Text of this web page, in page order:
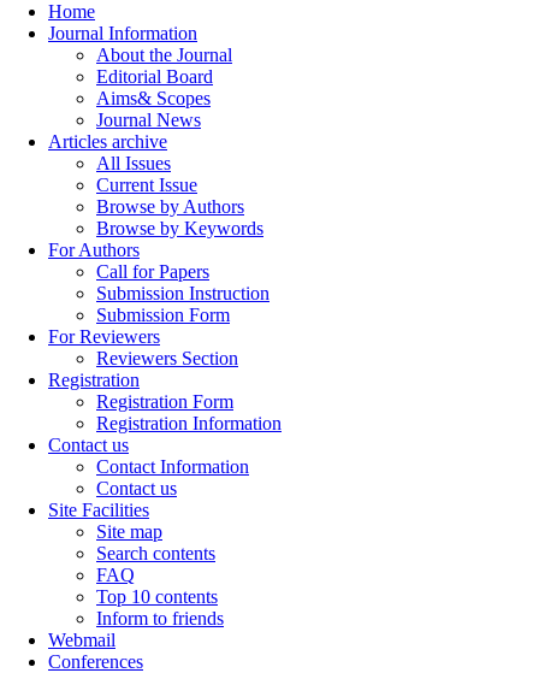
Home
Journal Information
About the Journal
Editorial Board
Aims& Scopes
Journal News
Articles archive
All Issues
Current Issue
Browse by Authors
Browse by Keywords
For Authors
Call for Papers
Submission Instruction
Submission Form
For Reviewers
Reviewers Section
Registration
Registration Form
Registration Information
Contact us
Contact Information
Contact us
Site Facilities
Site map
Search contents
FAQ
Top 10 contents
Inform to friends
Webmail
Conferences